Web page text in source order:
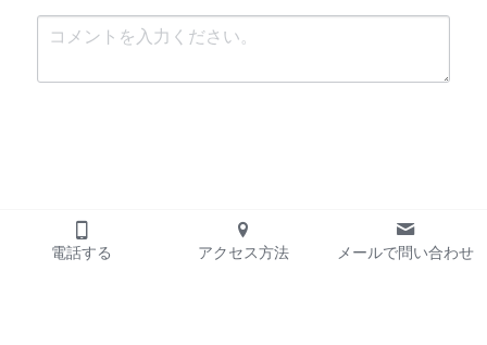
送信
電話する アクセス方法 メールで問い合わせ